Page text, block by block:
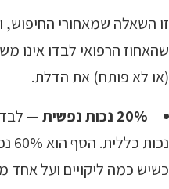
זו השאלה שמאחורי
שהאחוז הרפואי לבדו אינו
(או לא פותח) את הדלת.
20% נכות נפשית
—
כשיש כמה ליקויים ועל אחד מהם